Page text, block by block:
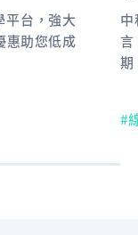
平台，強大
惠助您低成
言
期